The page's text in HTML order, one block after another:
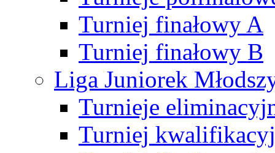
Turniej finałowy A
Turniej finałowy B
Liga Juniorek
Turnieje
Turniej